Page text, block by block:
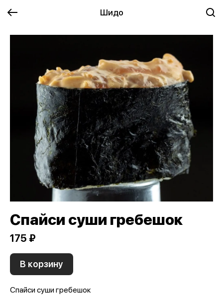
Шидо
Спайси суши гребешок
175 ₽
В корзину
Спайси суши гребешок